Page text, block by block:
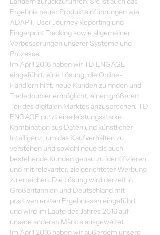
Ergebnis neuer Produkteinführungen wie
ADAPT, User Journey Reporting und
Fingerprint Tracking sowie allgemeiner
Verbesserungen unserer Systeme und
Prozesse.
Im April 2016 haben wir TD ENGAGE
eingeführt, eine Lösung, die Online-
Händlern hilft, neue Kunden zu finden und
Tradedoubler ermöglicht, einen größeren
Teil des digitalen Marktes anzusprechen. TD
ENGAGE nutzt eine leistungsstarke
Kombination aus Daten und künstlicher
Intelligenz, um das Kaufverhalten zu
verstehen und sowohl neue als auch
bestehende Kunden genau zu identifizieren
und mit relevanter, zielgerichteter Werbung
zu erreichen. Die Lösung wird derzeit in
Großbritannien und Deutschland mit
positiven ersten Ergebnissen eingeführt
und wird im Laufe des Jahres 2016 auf
unsere anderen Märkte ausgeweitet.
Im April 2016 haben wir außerdem unsere